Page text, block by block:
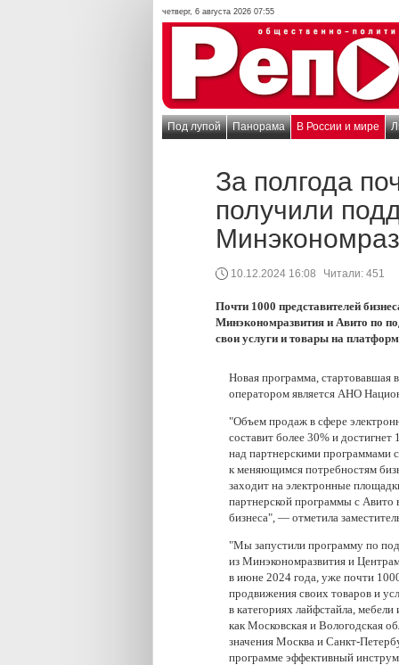
четверг, 6 августа 2026 07:55
Под лупой Панорама В России и мире
За полгода
получили
10.12.2024 16:08 Читали: 451
Почти 1000 представителей
Минэкономразвития и Авито по
свои услуги и товары на
Новая программа, стартовавшая
оператором является АНО
"Объем продаж в сфере
составит более 30% и
над партнерскими программами
к меняющимся потребностям
заходит на электронные
партнерской программы с Авито
бизнеса", — отметила
"Мы запустили программу по
из Минэкономразвития и
в июне 2024 года, уже почти
продвижения своих товаров и
в категориях лайфстайла,
как Московская и Вологодская
значения Москва и Санкт-
программе эффективный